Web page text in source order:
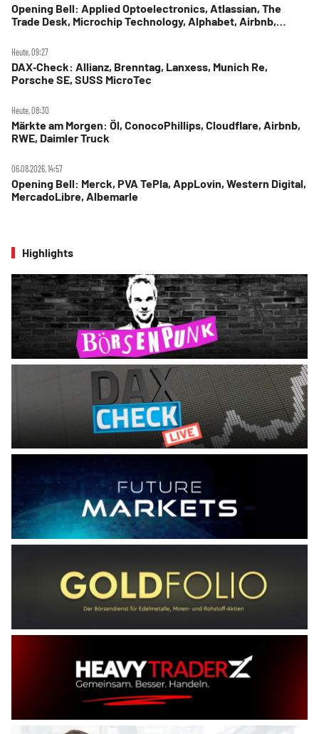
Opening Bell: Applied Optoelectronics, Atlassian, The
Trade Desk, Microchip Technology, Alphabet, Airbnb,
Heute, 09:27
DAX‑Check: Allianz, Brenntag, Lanxess, Munich Re,
Porsche SE, SUSS MicroTec
Heute, 08:30
Märkte am Morgen: Öl, ConocoPhillips, Cloudflare, Airbnb,
RWE, Daimler Truck
06.08.2026, 14:57
Opening Bell: Merck, PVA TePla, AppLovin, Western Digital,
MercadoLibre, Albemarle
Highlights